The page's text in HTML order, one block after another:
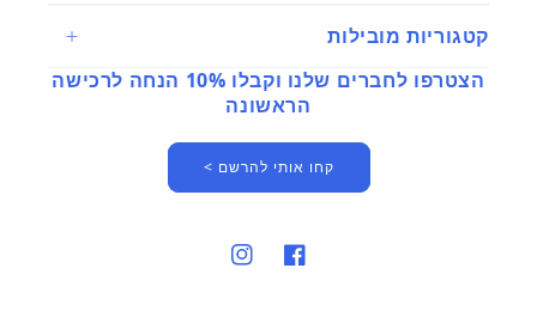
קטגוריות מובילות
הצטרפו לחברים שלנו וקבלו 10% הנחה לרכישה
הראשונה
קחו אותי להרשם >
פייסבוק אינסטגרם